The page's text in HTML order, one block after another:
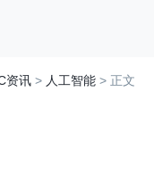
资讯 > 人工智能 > 正文